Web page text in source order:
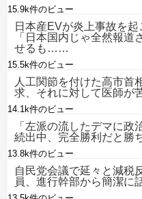
15.9k件のビュー
日本産EVが炎上事故を起
「日本国内じゃ全然報
せるも……
15.5k件のビュー
人工関節を付けた高市首
求、それに対して医師
14.1k件のビュー
「左派の流したデマに
続出中、完全勝利だと
13.8k件のビュー
自民党会議で延々と減税
員、進行幹部から簡潔